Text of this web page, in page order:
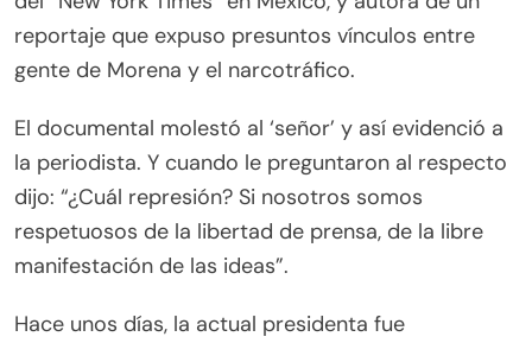
reportaje que expuso presuntos vínculos entre
gente de Morena y el narcotráfico.
El documental molestó al ‘señor’ y así evidenció a
la periodista. Y cuando le preguntaron al respecto
dijo: “¿Cuál represión? Si nosotros somos
respetuosos de la libertad de prensa, de la libre
manifestación de las ideas”.
Hace unos días, la actual presidenta fue